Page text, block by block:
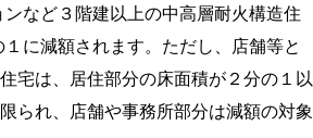
ンなど３階建以上の中高層耐火構造住
に減額されます。ただし、
店舗等と
宅は、居住部分の床面積が２分の１以
られ、店舗や事務所部分は減額の対象